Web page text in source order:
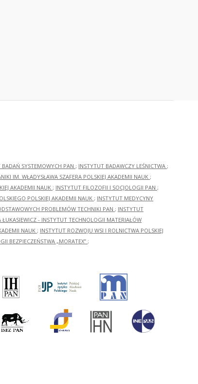
BADAŃ SYSTEMOWYCH PAN ; INSTYTUT BADAWCZY LEŚNICTWA ;
IM. WŁADYSŁAWA SZAFERA POLSKIEJ AKADEMII NAUK ;
AKADEMII NAUK ; INSTYTUT FILOZOFII I SOCJOLOGII PAN ;
POLSKIEJ AKADEMII NAUK ; INSTYTUT MEDYCYNY
PROBLEMÓW TECHNIKI PAN ; INSTYTUT
ŁUKASIEWICZ - INSTYTUT TECHNOLOGII MATERIAŁÓW
NAUK ; INSTYTUT ROZWOJU WSI I ROLNICTWA POLSKIEJ
BEZPIECZEŃSTWA „MORATEX” ;